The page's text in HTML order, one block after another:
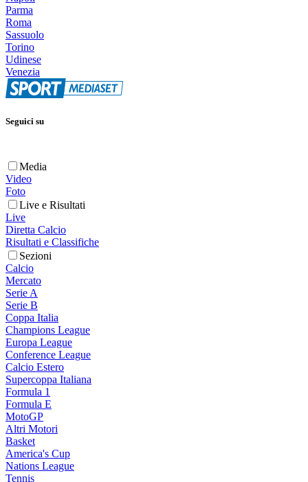
Parma
Roma
Sassuolo
Torino
Udinese
Venezia
Seguici su
Media
Video
Foto
Live e Risultati
Live
Diretta Calcio
Risultati e Classifiche
Sezioni
Calcio
Mercato
Serie A
Serie B
Coppa Italia
Champions League
Europa League
Conference League
Calcio Estero
Supercoppa Italiana
Formula 1
Formula E
MotoGP
Altri Motori
Basket
America's Cup
Nations League
Tennis